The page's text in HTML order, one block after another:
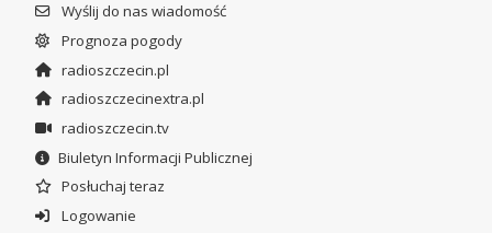
Wyślij do nas wiadomość
Prognoza pogody
radioszczecin.pl
radioszczecinextra.pl
radioszczecin.tv
Biuletyn Informacji Publicznej
Posłuchaj teraz
Logowanie